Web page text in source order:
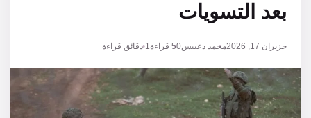
بعد التسويات
حزيران 17, 2026 محمد دعيبس50 قراءة1 دقائق قراءة